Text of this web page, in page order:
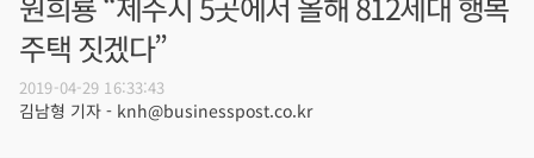
주택 짓겠다”
2019-04-29 16:33:43
김남형 기자 - knh@businesspost.co.kr